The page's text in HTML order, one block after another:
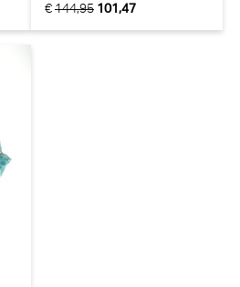
€144,95 101,47